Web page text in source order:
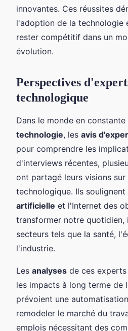
innovantes. Ces réussites
l'adoption de la technologie
rester compétitif dans un
évolution.
Perspectives
technologique
Dans le monde en
technologie, les avis
pour comprendre les
d'interviews récentes,
ont partagé leurs visions sur
technologique. Ils soulignent
artificielle et l'Internet des
transformer notre quotidien,
secteurs tels que la santé,
l'industrie.
Les analyses de ces
les impacts à long terme de
prévoient une
remodeler le marché du
emplois nécessitant des